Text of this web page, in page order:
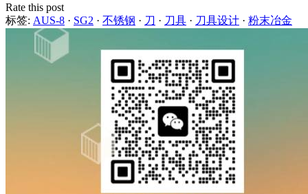
Rate this post
标签: AUS-8 · SG2 · 不锈钢 · 刀 · 刀具 · 刀具设计 · 粉末冶金